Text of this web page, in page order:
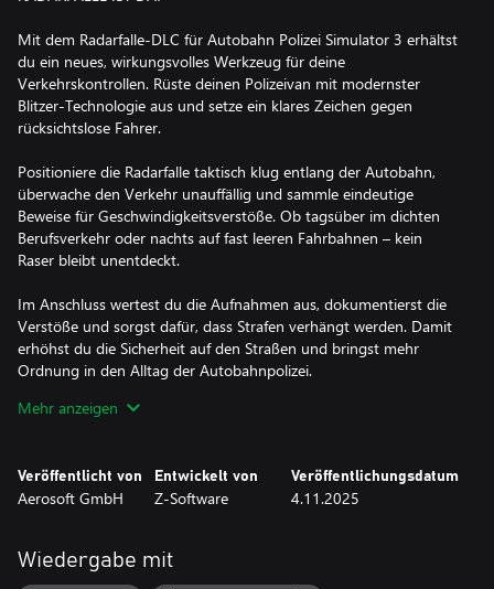
Mit dem Radarfalle-DLC für Autobahn Polizei Simulator 3 erhältst
du ein neues, wirkungsvolles Werkzeug für deine
Verkehrskontrollen. Rüste deinen Polizeivan mit modernster
Blitzer-Technologie aus und setze ein klares Zeichen gegen
rücksichtslose Fahrer.
Positioniere die Radarfalle taktisch klug entlang der Autobahn,
überwache den Verkehr unauffällig und sammle eindeutige
Beweise für Geschwindigkeitsverstöße. Ob tagsüber im dichten
Berufsverkehr oder nachts auf fast leeren Fahrbahnen – kein
Raser bleibt unentdeckt.
Im Anschluss wertest du die Aufnahmen aus, dokumentierst die
Verstöße und sorgst dafür, dass Strafen verhängt werden. Damit
erhöhst du die Sicherheit auf den Straßen und bringst mehr
Ordnung in den Alltag der Autobahnpolizei.
Neues Ausrüstungs-Feature: Die Radarfalle für deinen Polizeivan
Taktisches Platzieren an unterschiedlichen Einsatzorten
Mehr anzeigen
Veröffentlicht von
Aerosoft GmbH
Entwickelt von
Z-Software
Veröffentlichungsdatum
4.11.2025
Wiedergabe mit